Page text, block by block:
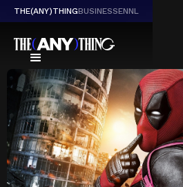
THE(ANY)THINGBUSINESSENNL